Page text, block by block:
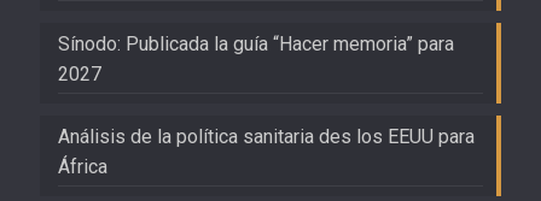
Sínodo: Publicada la guía “Hacer memoria” para
2027
Análisis de la política sanitaria des los EEUU para
África